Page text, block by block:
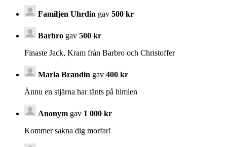
Familjen Uhrdin gav 500 kr
Barbro gav 500 kr
Finaste Jack, Kram från Barbro och Christoffer
Maria Brandin gav 400 kr
Ännu en stjärna har tänts på himlen
Anonym gav 1 000 kr
Kommer sakna dig morfar!